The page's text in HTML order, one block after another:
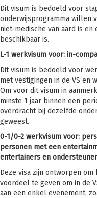
Dit visum is bedoeld voor
onderwijsprogramma willen
niet-medische van aard is
beschikbaar is.
L-1 werkvisum voor: in-
Dit visum is bedoeld voor
met vestigingen in de VS en
Om voor dit visum in
minste 1 jaar binnen een
overdracht bij dezelfde
geweest.
0-1/0-2 werkvisum voor:
personen met een
entertainers en
Deze visa zijn ontworpen
voordeel te geven om in de
aan een enkel evenement,